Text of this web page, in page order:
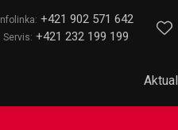
Infolinka: +421 902 571 642
Servis: +421 232 199 199